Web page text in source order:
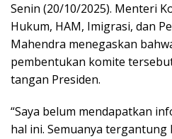
Senin (20/10/2025). Menteri
Hukum, HAM, Imigrasi, dan
Mahendra menegaskan
pembentukan komite
tangan Presiden.
“Saya belum mendapatkan
hal ini. Semuanya tergantung